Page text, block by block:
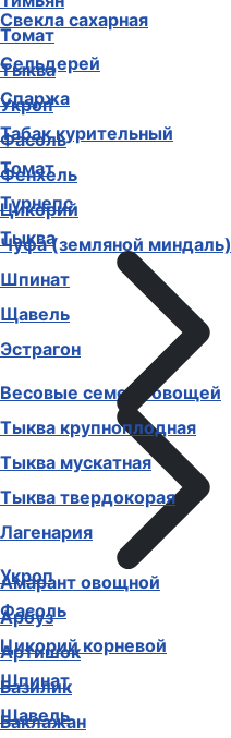
Томат
Тыква
Укроп
Фасоль
Фенхель
Цикорий
Чуфа (земляной миндаль)
Шпинат
Щавель
Эстрагон
Весовые семена овощей
Амарант овощной
Арбуз
Артишок
Базилик
Баклажан
Свекла сахарная
Сельдерей
Спаржа
Табак курительный
Томат
Турнепс
Тыква
Тыква крупноплодная
Тыква мускатная
Тыква твердокорая
Лагенария
Укроп
Фасоль
Цикорий корневой
Шпинат
Щавель